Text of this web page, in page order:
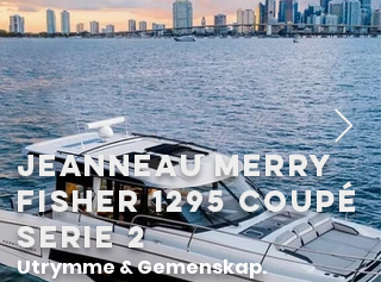
Jeanneau Merry
Fisher 1295 Coupé
Serie 2
Utrymme & Gemenskap.